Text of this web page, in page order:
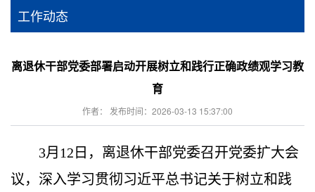
工作动态
离退休干部党委部署启动开展树立和践行正确政绩观学习教
育
作者： 发布时间：2026-03-13 15:37:00
3月12日， 离退休干部党委召开党委扩大会
议，深入学习贯彻习近平总书记关于树立和践